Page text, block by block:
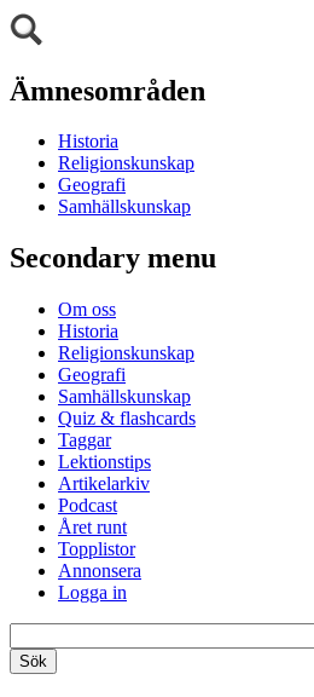
Ämnesområden
Historia
Religionskunskap
Geografi
Samhällskunskap
Secondary menu
Om oss
Historia
Religionskunskap
Geografi
Samhällskunskap
Quiz & flashcards
Taggar
Lektionstips
Artikelarkiv
Podcast
Året runt
Topplistor
Annonsera
Logga in